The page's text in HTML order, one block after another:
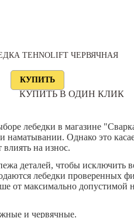
TEHNOLIFT ЧЕРВЯЧНАЯ
КУПИТЬ В ОДИН КЛИК
лебедки в магазине
Однако это
влиять на износ.
деталей, чтобы исключить
лебедки проверенных
от максимально
и червячные.